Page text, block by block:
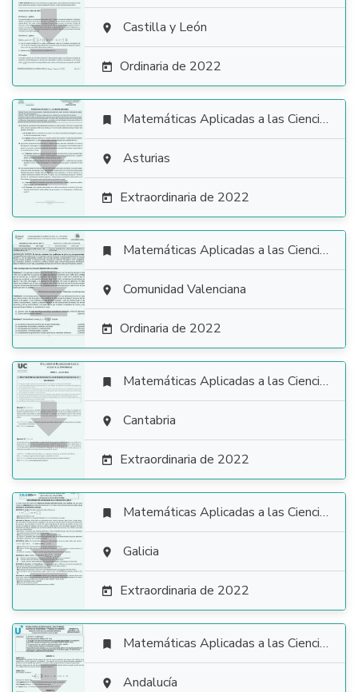
  Castilla y León
 Ordinaria de 2022

 Matemáticas Aplicadas a las Ciencias Sociales
 Asturias
 Extraordinaria de 2022

 Matemáticas Aplicadas a las Ciencias Sociales
 Comunidad Valenciana
 Ordinaria de 2022

 Matemáticas Aplicadas a las Ciencias Sociales
 Cantabria
 Extraordinaria de 2022

 Matemáticas Aplicadas a las Ciencias Sociales
 Galicia
 Extraordinaria de 2022
 Matemáticas Aplicadas a las Ciencias Sociales
 Andalucía